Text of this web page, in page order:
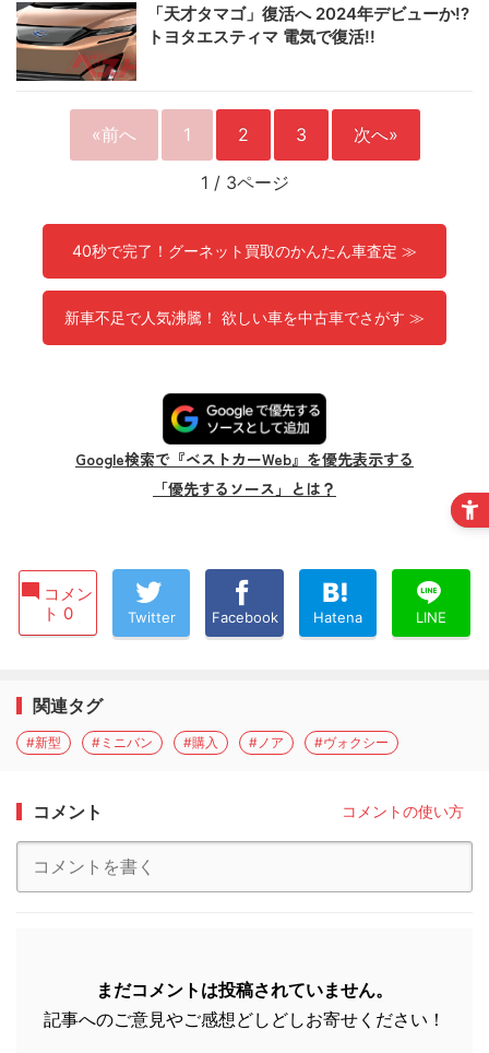
「天才タマゴ」復活へ 2024年デビューか!?
トヨタエスティマ 電気で復活!!
«前へ 1 2 3 次へ»
1 / 3ページ
40秒で完了！グーネット買取のかんたん車査定 ≫
新車不足で人気沸騰！ 欲しい車を中古車でさがす ≫
Google検索で『ベストカーWeb』を優先表示する
「優先するソース」とは？
コメン
ト 0
Twitter Facebook Hatena LINE
関連タグ
#新型 #ミニバン #購入 #ノア #ヴォクシー
コメント コメントの使い方
まだコメントは投稿されていません。
記事へのご意見やご感想どしどしお寄せください！